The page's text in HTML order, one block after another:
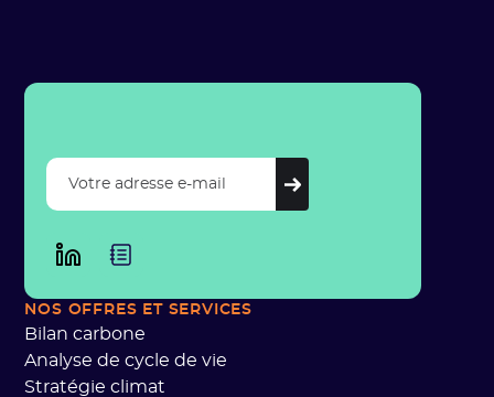
NOS OFFRES ET SERVICES
Bilan carbone
Analyse de cycle de vie
Stratégie climat